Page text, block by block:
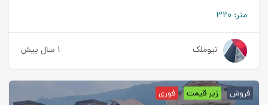
متر: 320
نیوملک 1 سال پیش
فروش زیر قیمت فوری